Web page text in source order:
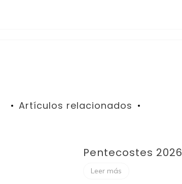
Artículos relacionados
Pentecostes 2026
Leer más